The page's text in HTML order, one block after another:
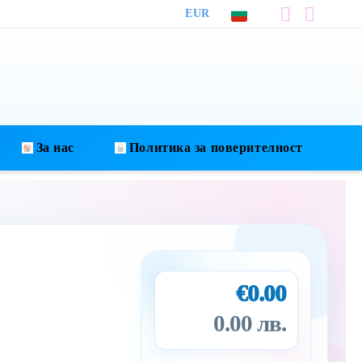
EUR
За нас Политика за поверителност
€0.00
0.00 лв.